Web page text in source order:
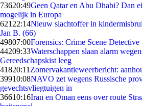
73620:49Geen Qatar en Abu Dhabi? Dan
mogelijk in Europa
621 22:14Nieuw slachtoffer in
Jan B. (66)
49807:00Forensics: Crime Scene Detective
44209:33Waterschappen slaan alarm
Gereedschapskist leeg
41820:11 Zomervakantieweerbericht:
39910:08NAVO zet wegens Russische
gevechtsvliegtuigen in
36610:16Iran en Oman eens over route